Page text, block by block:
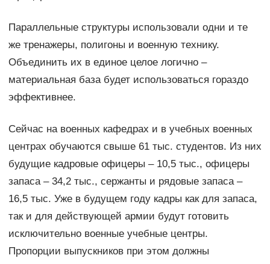
Параллельные структуры использовали одни и те
же тренажеры, полигоны и военную технику.
Объединить их в единое целое логично –
материальная база будет использоваться гораздо
эффективнее.
Сейчас на военных кафедрах и в учебных военных
центрах обучаются свыше 61 тыс. студентов. Из них
будущие кадровые офицеры – 10,5 тыс., офицеры
запаса – 34,2 тыс., сержанты и рядовые запаса –
16,5 тыс. Уже в будущем году кадры как для запаса,
так и для действующей армии будут готовить
исключительно военные учебные центры.
Пропорции выпускников при этом должны